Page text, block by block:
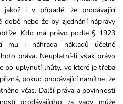
jakož i v případě, že prodávající
době nebo že by zjednání nápravy
Kdo má právo podle § 1923
mu i náhrada nákladů účelně
práva. Neuplatní-li však právo
po uplynutí lhůty, ve které je třeba
pokud prodávající namítne, že
včas. Další práva a povinnosti